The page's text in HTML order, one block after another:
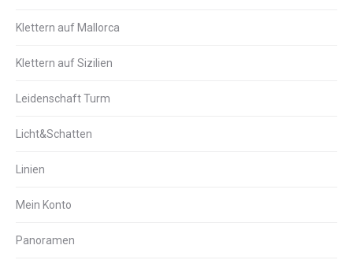
Klettern auf Mallorca
Klettern auf Sizilien
Leidenschaft Turm
Licht&Schatten
Linien
Mein Konto
Panoramen